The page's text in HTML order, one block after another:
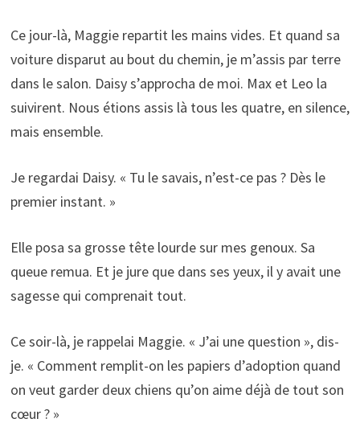
Ce jour-là, Maggie repartit les mains vides. Et quand sa
voiture disparut au bout du chemin, je m’assis par terre
dans le salon. Daisy s’approcha de moi. Max et Leo la
suivirent. Nous étions assis là tous les quatre, en silence,
mais ensemble.
Je regardai Daisy. « Tu le savais, n’est-ce pas ? Dès le
premier instant. »
Elle posa sa grosse tête lourde sur mes genoux. Sa
queue remua. Et je jure que dans ses yeux, il y avait une
sagesse qui comprenait tout.
Ce soir-là, je rappelai Maggie. « J’ai une question », dis-
je. « Comment remplit-on les papiers d’adoption quand
on veut garder deux chiens qu’on aime déjà de tout son
cœur ? »